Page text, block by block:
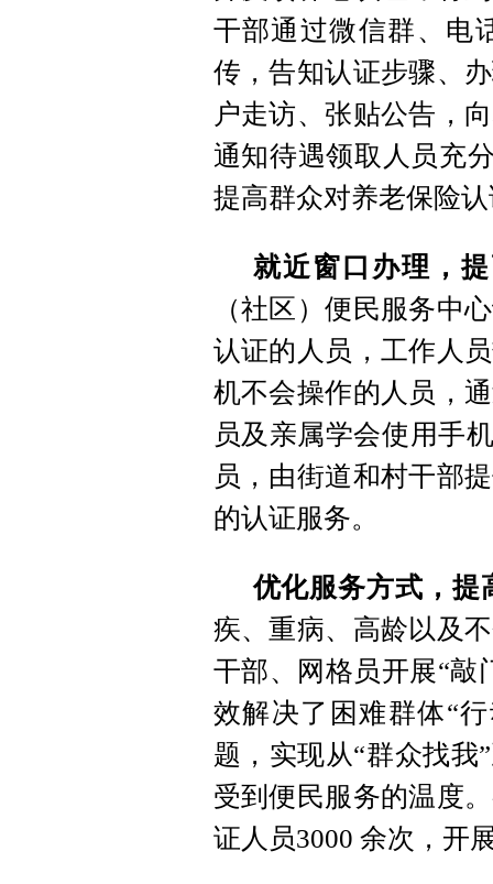
干部通过微信群、电
传，告知认证步骤、
户走访、张贴公告，
通知待遇领取人员充
提高群众对养老保险
就近窗口办理，
（社区）便民服务中
认证的人员，工作人
机不会操作的人员，
员及亲属学会使用手
员，由街道和村干部
的认证服务。
优化服务方式，提
疾、重病、高龄以及
干部、网格员开展“敲
效解决了困难群体“
题，实现从“群众找我
受到便民服务的温度
证人员3000 余次，开